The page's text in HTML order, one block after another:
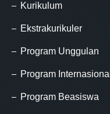
Kurikulum
Ekstrakurikuler
Program Unggulan
Program Internasional
Program Beasiswa